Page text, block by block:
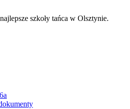
szkoły tańca w Olsztynie.